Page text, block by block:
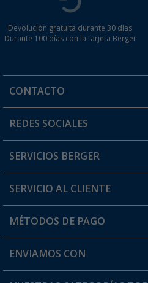
Devolución gratuita durante 30 días
Durante 100 días con la tarjeta Berger
CONTACTO
Horario de atención al cliente:
¿Tienes alguna duda?
REDES SOCIALES
SERVICIOS BERGER
Conviértete en distribuidor
Mi cuenta
Tarjeta Berger Digital
SERVICIO AL CLIENTE
FAQ y Contacto
Información de envío
MÉTODOS DE PAGO
ENVIAMOS CON